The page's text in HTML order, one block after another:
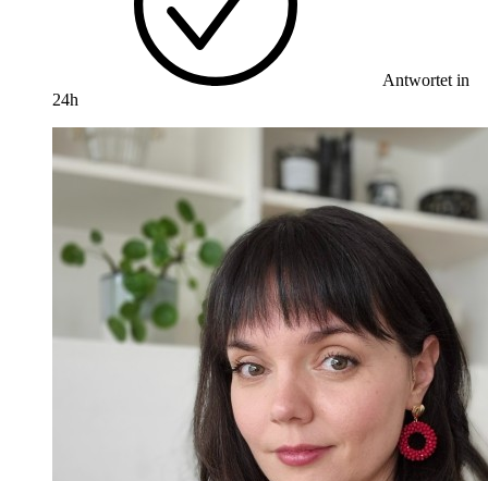
Antwortet in
24h